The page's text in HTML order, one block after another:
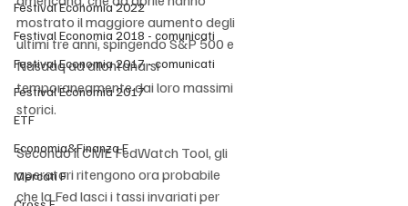
Festival Economia 2022
Festival Economia 2018 - comunicati
Festival Economia 2017 - comunicati
Festival Economia 2017
ETF
Economia&Finanza F
Mercati F
mostrato il maggiore aumento degli
ultimi tre anni, spingendo S&P 500 e
Nasdaq ad allontanarsi
temporaneamente dai loro massimi
storici.
Secondo il CME FedWatch Tool, gli
operatori ritengono ora probabile
che la Fed lasci i tassi invariati per